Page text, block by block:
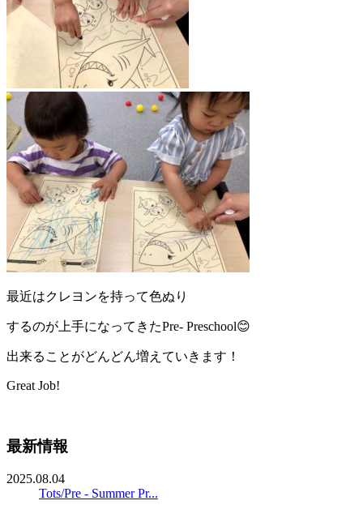
最近はクレヨンを持って色ぬり
するのが上手になってきたPre- Preschool😊
出来ることがどんどん増えていきます！
Great Job!
最新情報
2025.08.04
Tots/Pre - Summer Pr...